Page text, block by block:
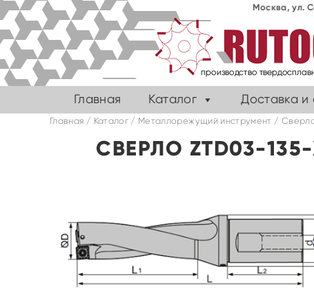
Москва, ул.
Главная Каталог Доставка и
Главная / Каталог/ Металлорежущий инструмент /
СВЕРЛО ZTD03-